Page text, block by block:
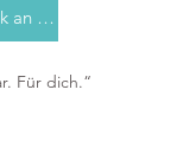
an dich
Für dich.“